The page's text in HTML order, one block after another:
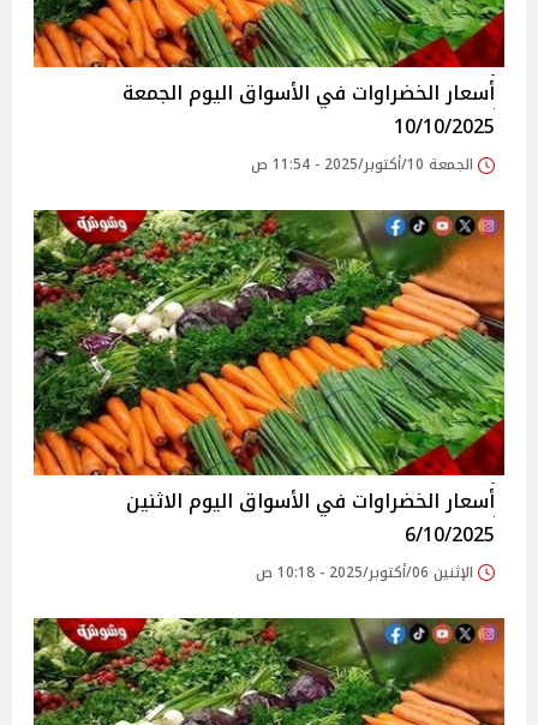
أسعار الخضراوات في الأسواق‎‎ اليوم الجمعة
10/10/2025
الجمعة 10/أكتوبر/2025 - 11:54 ص
أسعار الخضراوات في الأسواق‎‎ اليوم الاثنين
6/10/2025
الإثنين 06/أكتوبر/2025 - 10:18 ص